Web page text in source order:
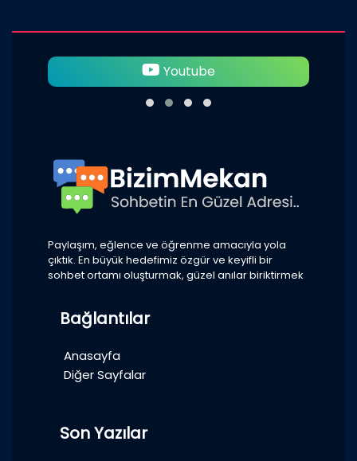
Twitter
Paylaşım, eğlence ve öğrenme amacıyla yola
çıktık. En büyük hedefimiz özgür ve keyifli bir
sohbet ortamı oluşturmak, güzel anılar biriktirmek
Bağlantılar
Anasayfa
Diğer Sayfalar
Son Yazılar